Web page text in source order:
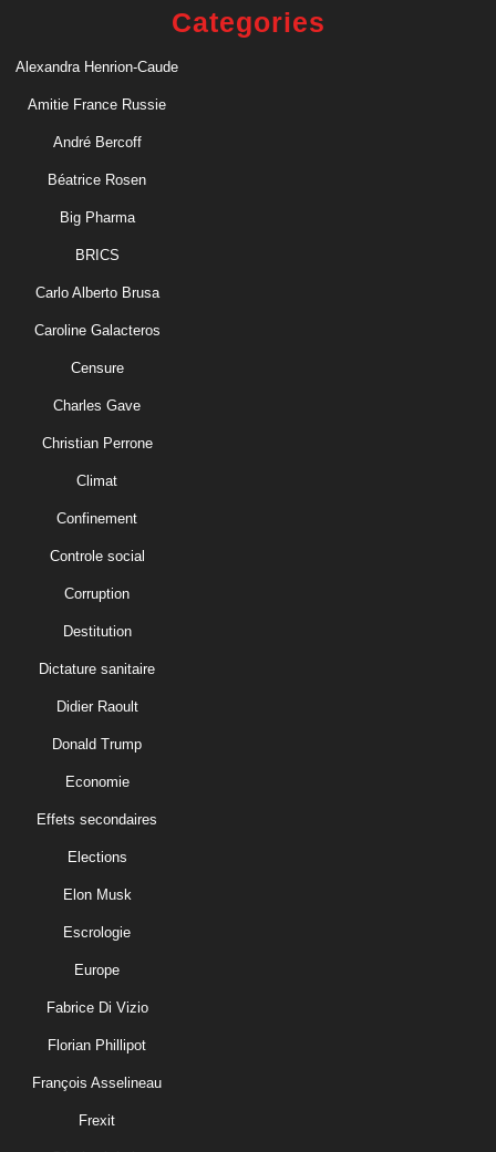
Categories
Alexandra Henrion-Caude
Amitie France Russie
André Bercoff
Béatrice Rosen
Big Pharma
BRICS
Carlo Alberto Brusa
Caroline Galacteros
Censure
Charles Gave
Christian Perrone
Climat
Confinement
Controle social
Corruption
Destitution
Dictature sanitaire
Didier Raoult
Donald Trump
Economie
Effets secondaires
Elections
Elon Musk
Escrologie
Europe
Fabrice Di Vizio
Florian Phillipot
François Asselineau
Frexit